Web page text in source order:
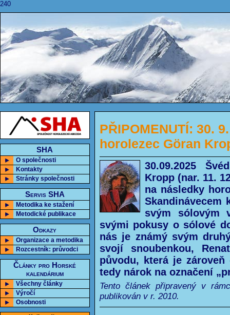
240
SHA
O společnosti
Kontakty
Stránky společnosti
Servis SHA
Metodika ke stažení
Metodické publikace
Odkazy
Organizace a metodika
Rozcestník: průvodci
Články pro Horské
kalendárium
Všechny články
Výročí
Osobnosti
PŘIPOMENUTÍ: 30.
horolezec Göran
30.09.2025
Kropp (nar. 11.
na následky
Skandinávecem
svým sólovým
svými pokusy o sólové
nás je známý svým
svojí snoubenkou,
původu, která je
tedy nárok na označení
Tento článek připravený v
publikován v r. 2010.